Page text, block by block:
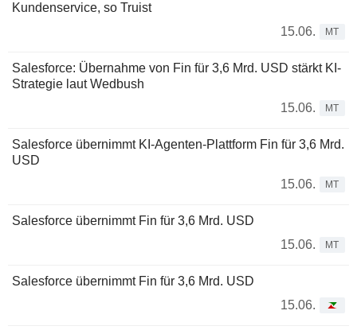
Kundenservice, so Truist
15.06.
MT
Salesforce: Übernahme von Fin für 3,6 Mrd. USD stärkt KI-
Strategie laut Wedbush
15.06.
MT
Salesforce übernimmt KI-Agenten-Plattform Fin für 3,6 Mrd.
USD
15.06.
MT
Salesforce übernimmt Fin für 3,6 Mrd. USD
15.06.
MT
Salesforce übernimmt Fin für 3,6 Mrd. USD
15.06.